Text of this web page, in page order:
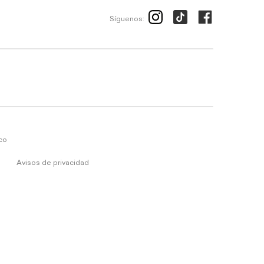
Síguenos:
Avisos de privacidad